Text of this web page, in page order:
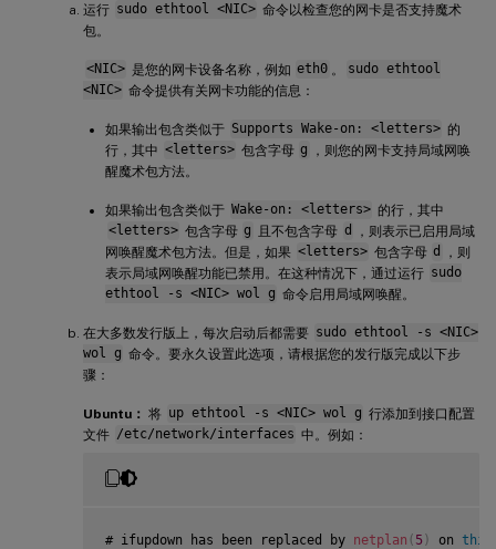
运行 sudo ethtool <NIC> 命令以检查您的网卡是否支持魔术
包。
<NIC> 是您的网卡设备名称，例如 eth0 。
sudo ethtool
<NIC> 命令提供有关网卡功能的信息：
如果输出包含类似于 Supports Wake-on: <letters> 的
行，其中 <letters> 包含字母 g
，则您的网卡支持局域网唤
醒魔术包方法。
如果输出包含类似于 Wake-on: <letters> 的行，其中
<letters> 包含字母 g 且不包含字母 d
，则表示已启用局域
网唤醒魔术包方法。但是，如果 <letters> 包含字母 d
，则
表示局域网唤醒功能已禁用。在这种情况下，通过运行 sudo
ethtool -s <NIC> wol g 命令启用局域网唤醒。
在大多数发行版上，每次启动后都需要 sudo ethtool -s <NIC>
wol g 命令。要永久设置此选项，请根据您的发行版完成以下步
骤：
Ubuntu： 将 up ethtool -s <NIC> wol g 行添加到接口配置
文件 /etc/network/interfaces 中。例如：
# ifupdown has been replaced by netplan ( 5 ) on this